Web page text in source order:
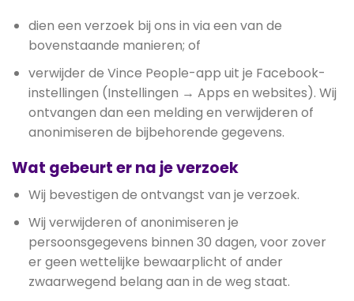
dien een verzoek bij ons in via een van de
bovenstaande manieren; of
verwijder de Vince People-app uit je Facebook-
instellingen (Instellingen → Apps en websites). Wij
ontvangen dan een melding en verwijderen of
anonimiseren de bijbehorende gegevens.
Wat gebeurt er na je verzoek
Wij bevestigen de ontvangst van je verzoek.
Wij verwijderen of anonimiseren je
persoonsgegevens binnen 30 dagen, voor zover
er geen wettelijke bewaarplicht of ander
zwaarwegend belang aan in de weg staat.